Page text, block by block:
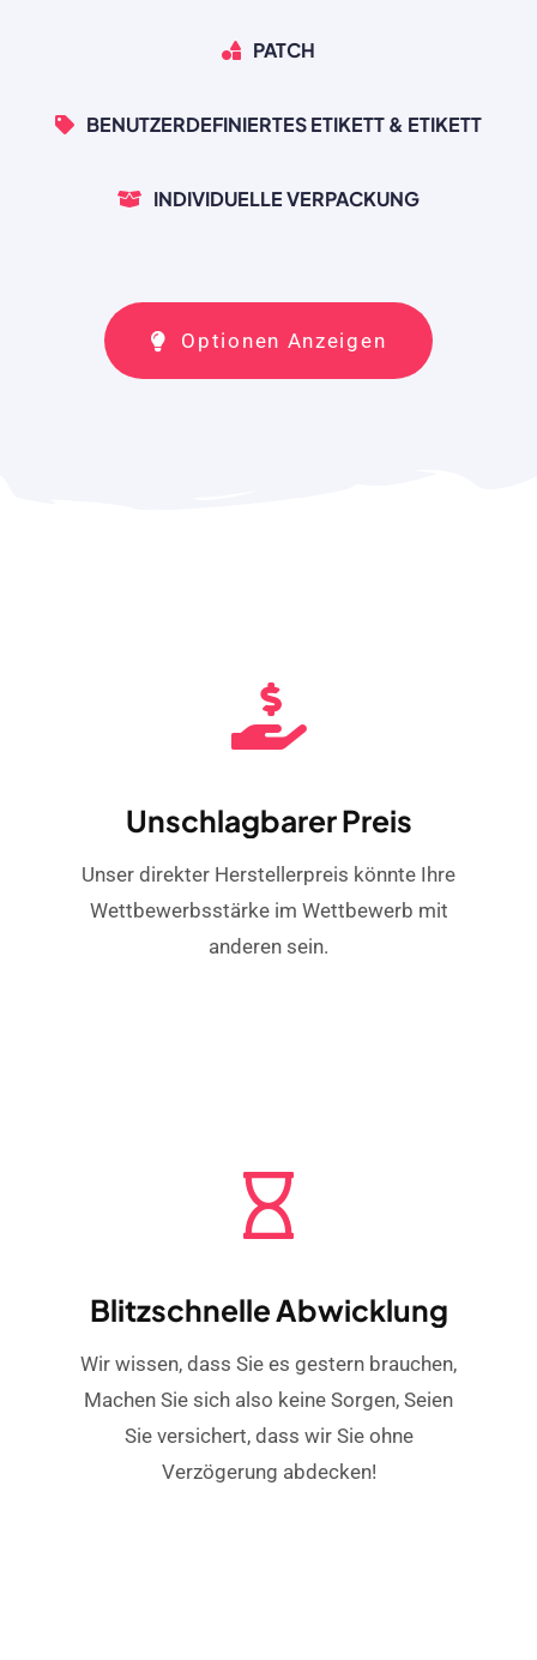
PATCH
BENUTZERDEFINIERTES ETIKETT & ETIKETT
INDIVIDUELLE VERPACKUNG
Optionen Anzeigen
Unschlagbarer Preis
Unser direkter Herstellerpreis könnte Ihre
Wettbewerbsstärke im Wettbewerb mit
anderen sein.
Blitzschnelle Abwicklung
Wir wissen, dass Sie es gestern brauchen,
Machen Sie sich also keine Sorgen, Seien
Sie versichert, dass wir Sie ohne
Verzögerung abdecken!